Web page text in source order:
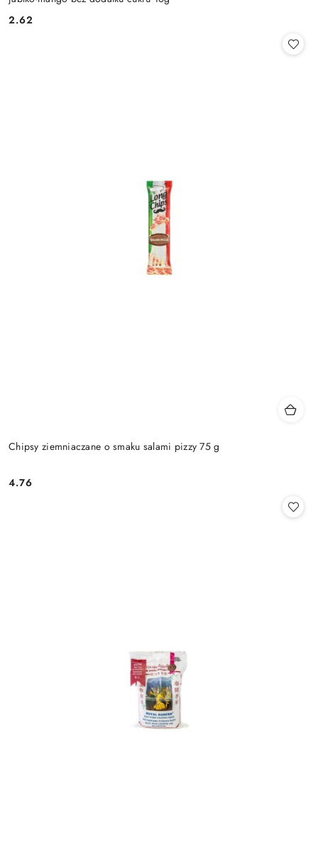
Cena:
2.62
Chipsy ziemniaczane o smaku salami pizzy 75 g
Cena:
4.76